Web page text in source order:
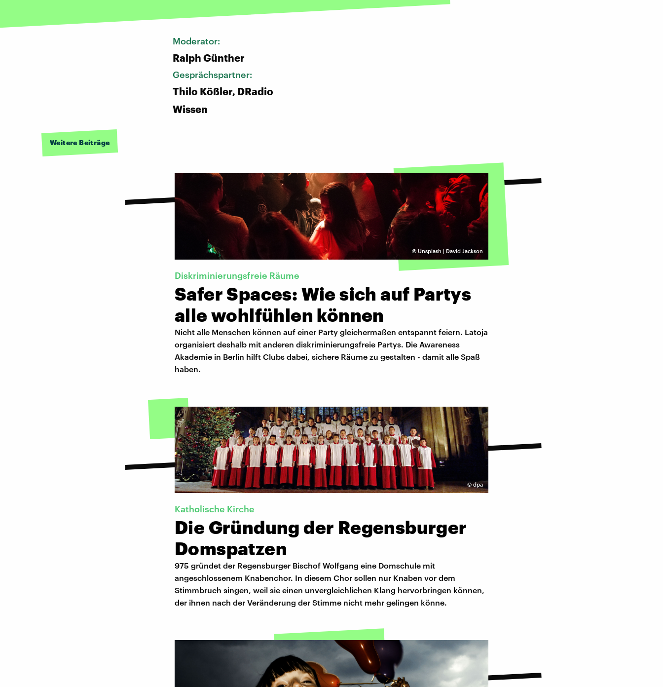
Moderator:
Ralph Günther
Gesprächspartner:
Thilo Kößler, DRadio
Wissen
Weitere Beiträge
© Unsplash | David Jackson
Diskriminierungsfreie Räume
Safer Spaces: Wie sich auf Partys
alle wohlfühlen können
Nicht alle Menschen können auf einer Party gleichermaßen entspannt feiern. Latoja
organisiert deshalb mit anderen diskriminierungsfreie Partys. Die Awareness
Akademie in Berlin hilft Clubs dabei, sichere Räume zu gestalten - damit alle Spaß
haben.
© dpa
Katholische Kirche
Die Gründung der Regensburger
Domspatzen
975 gründet der Regensburger Bischof Wolfgang eine Domschule mit
angeschlossenem Knabenchor. In diesem Chor sollen nur Knaben vor dem
Stimmbruch singen, weil sie einen unvergleichlichen Klang hervorbringen können,
der ihnen nach der Veränderung der Stimme nicht mehr gelingen könne.